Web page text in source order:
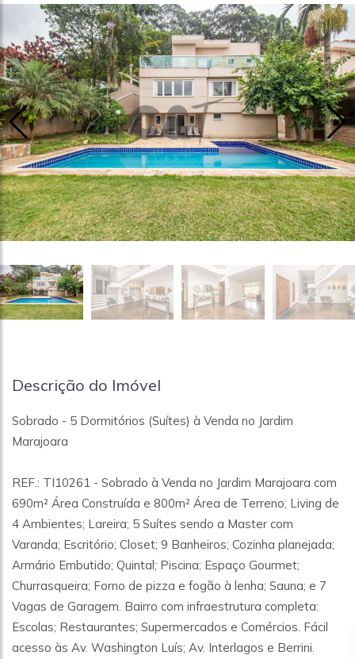
Descrição do Imóvel
Sobrado - 5 Dormitórios (Suítes) à Venda no Jardim
Marajoara
REF.: TI10261 - Sobrado à Venda no Jardim Marajoara com
690m² Área Construída e 800m² Área de Terreno; Living de
4 Ambientes; Lareira; 5 Suítes sendo a Master com
Varanda; Escritório; Closet; 9 Banheiros; Cozinha planejada;
Armário Embutido; Quintal; Piscina; Espaço Gourmet;
Churrasqueira; Forno de pizza e fogão à lenha; Sauna; e 7
Vagas de Garagem. Bairro com infraestrutura completa:
Escolas; Restaurantes; Supermercados e Comércios. Fácil
acesso às Av. Washington Luís; Av. Interlagos e Berrini.